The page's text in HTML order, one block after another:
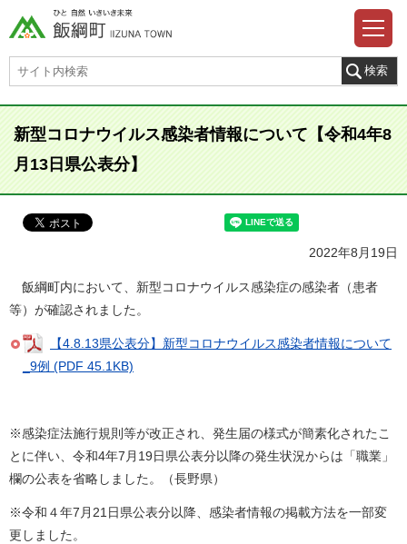
新型コロナウイルス感染者情報について【令和4年8
月13日県公表分】
2022年8月19日
飯綱町内において、新型コロナウイルス感染症の感染者（患者
等）が確認されました。
【4.8.13県公表分】新型コロナウイルス感染者情報について
_9例 (PDF 45.1KB)
※感染症法施行規則等が改正され、発生届の様式が簡素化されたこ
とに伴い、令和4年7月19日県公表分以降の発生状況からは「職業」
欄の公表を省略しました。（長野県）
※令和４年7月21日県公表分以降、感染者情報の掲載方法を一部変
更しました。